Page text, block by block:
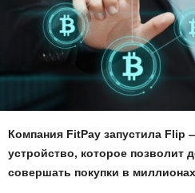
Компания FitPay запустила Flip
устройство, которое позволит
совершать покупки в